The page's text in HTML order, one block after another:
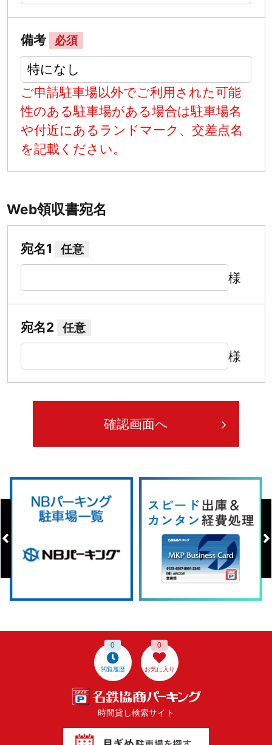
備考 必須
ご申請駐車場以外でご利用された可能
性のある駐車場がある場合は駐車場名
や付近にあるランドマーク、交差点名
を記載ください。
Web領収書宛名
宛名1 任意
様
宛名2 任意
様
閲覧履歴
0
お気に入り
0
時間貸し検索サイト